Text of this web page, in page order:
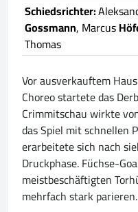
Schiedsrichter:
Gossmann, Marcus
Thomas
Vor ausverkauftem
Choreo startete das
Crimmitschau wirkte
das Spiel mit schnellen
erarbeitete sich nach
Druckphase. Füchse-
meistbeschäftigten
mehrfach stark parieren.